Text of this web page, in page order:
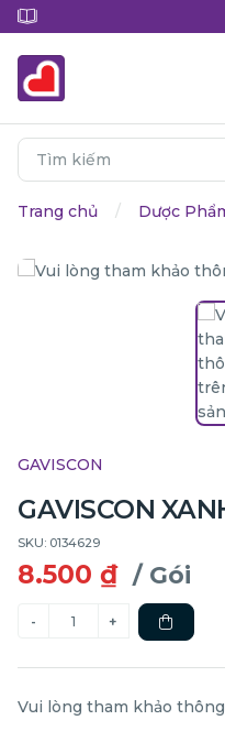
Trang chủ Dược
GAVISCON
GAVISCON
SKU: 0134629
8.500 ₫ / Gói
Vui lòng tham khảo